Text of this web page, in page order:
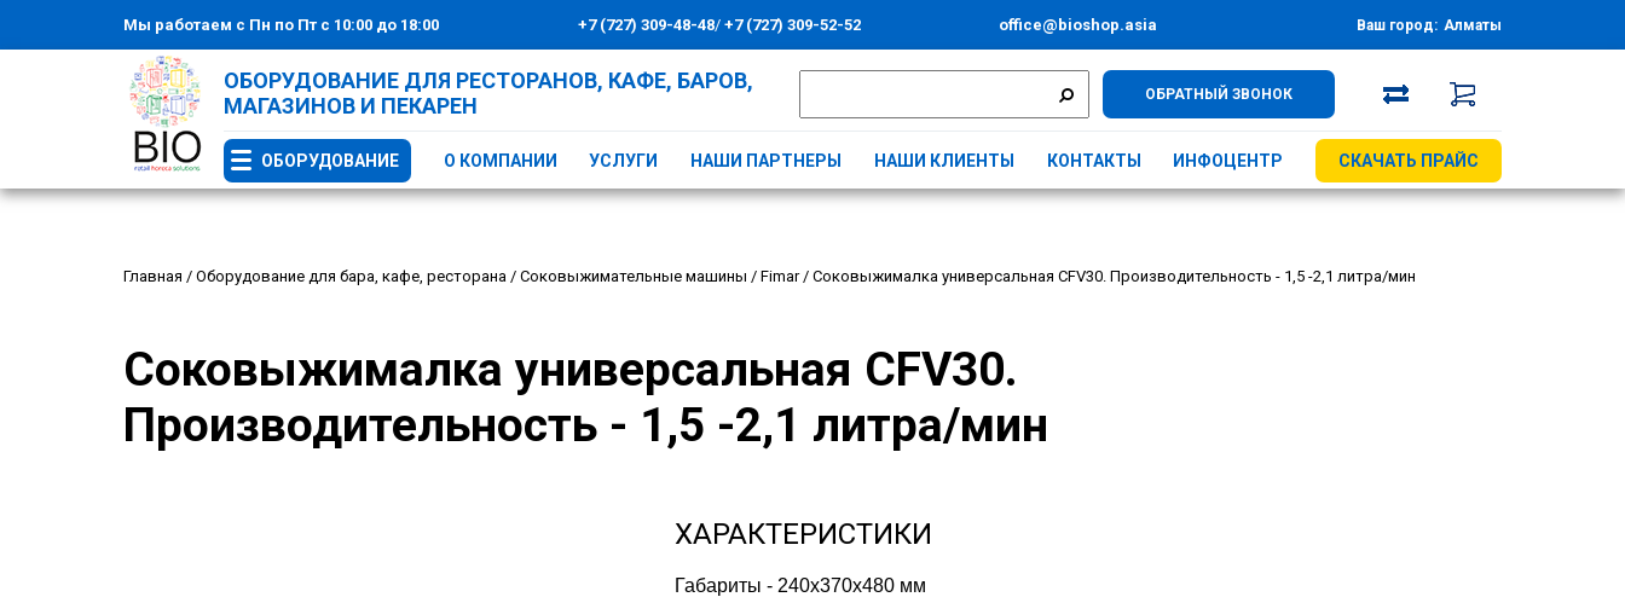
Мы работаем с Пн по Пт с 10:00 до 18:00 +7 (727) 309-48-48/+7 (727) 309-52-52 office@bioshop.asia Ваш город: Алматы
ОБОРУДОВАНИЕ ДЛЯ РЕСТОРАНОВ, КАФЕ, БАРОВ,
МАГАЗИНОВ И ПЕКАРЕН
ОБРАТНЫЙ ЗВОНОК
ОБОРУДОВАНИЕ О КОМПАНИИ УСЛУГИ НАШИ ПАРТНЕРЫ НАШИ КЛИЕНТЫ КОНТАКТЫ ИНФОЦЕНТР СКАЧАТЬ ПРАЙС
Главная / Оборудование для бара, кафе, ресторана / Соковыжимательные машины / Fimar / Соковыжималка универсальная CFV30. Производительность - 1,5 -2,1 литра/мин
Соковыжималка универсальная CFV30.
Производительность - 1,5 -2,1 литра/мин
ХАРАКТЕРИСТИКИ
Габариты - 240х370х480 мм